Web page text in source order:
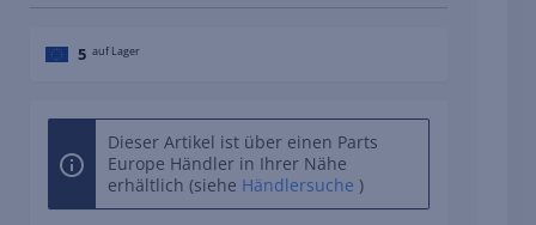
5 auf Lager
Dieser Artikel ist über einen Parts
Europe Händler in Ihrer Nähe
erhältlich (siehe Händlersuche )